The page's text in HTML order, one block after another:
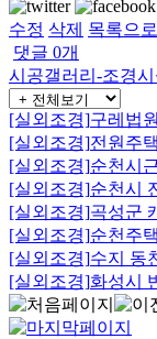
수정 삭제 목록으로
댓글 0개
시공갤러리-조경시
[실외조경]구레법
[실외조경]전원주
[실외조경]순천시
[실외조경]순천시
[실외조경]곡성군
[실외조경]순천주
[실외조경]수지 동
[실외조경]화성시